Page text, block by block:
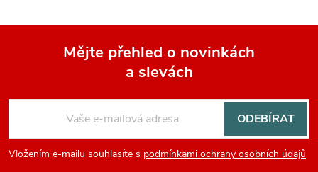
p
Mějte přehled o novinkách
a slevách
Vložením e-mailu souhlasíte s podmínkami ochrany osobních údajů
ODEBÍRAT